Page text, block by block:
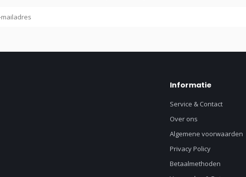
Informatie
Service & Contact
Over ons
Algemene voorwaarden
Privacy Policy
Betaalmethoden